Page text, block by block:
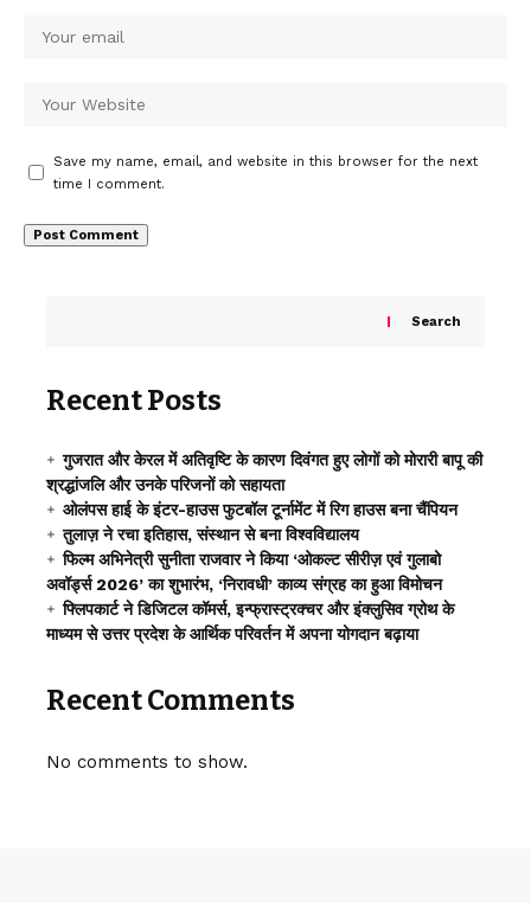
Save my name, email, and website in this browser for the next
time I comment.
Search
Recent Posts
गुजरात और केरल में अतिवृष्टि के कारण दिवंगत हुए लोगों को मोरारी बापू की
श्रद्धांजलि और उनके परिजनों को सहायता
ओलंपस हाई के इंटर-हाउस फुटबॉल टूर्नामेंट में रिग हाउस बना चैंपियन
तुलाज़ ने रचा इतिहास, संस्थान से बना विश्वविद्यालय
फिल्म अभिनेत्री सुनीता राजवार ने किया ‘ओकल्ट सीरीज़ एवं गुलाबो
अवॉर्ड्स 2026’ का शुभारंभ, ‘निरावधी’ काव्य संग्रह का हुआ विमोचन
फ्लिपकार्ट ने डिजिटल कॉमर्स, इन्फ्रास्ट्रक्चर और इंक्लुसिव ग्रोथ के
माध्यम से उत्तर प्रदेश के आर्थिक परिवर्तन में अपना योगदान बढ़ाया
Recent Comments
No comments to show.